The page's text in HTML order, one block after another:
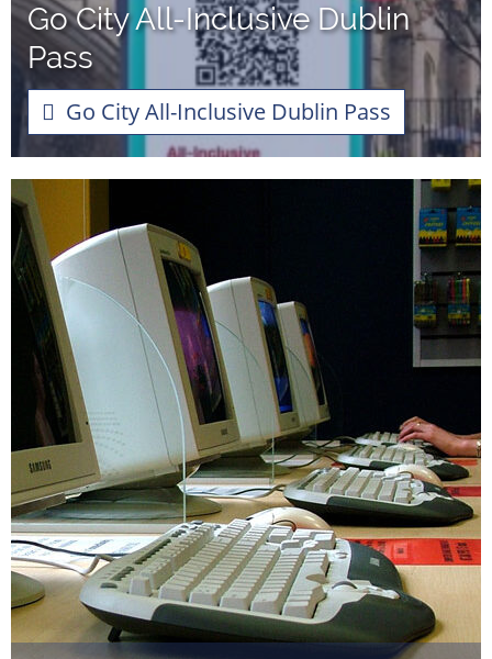
Go City All-Inclusive Dublin
Pass
Go City All-Inclusive Dublin Pass